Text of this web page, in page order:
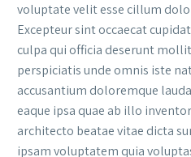
voluptate velit esse cillum
Excepteur sint occaecat
culpa qui officia deserunt
perspiciatis unde omnis iste
accusantium doloremque
eaque ipsa quae ab illo
architecto beatae vitae dicta
ipsam voluptatem quia